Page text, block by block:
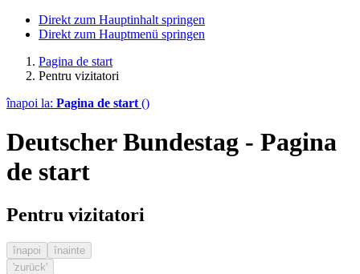
Direkt zum Hauptinhalt springen
Direkt zum Hauptmenü springen
Pagina de start
Pentru vizitatori
înapoi la: Pagina de start ()
Deutscher Bundestag - Pagina
de start
Pentru vizitatori
înapoi
înainte
'zurück'